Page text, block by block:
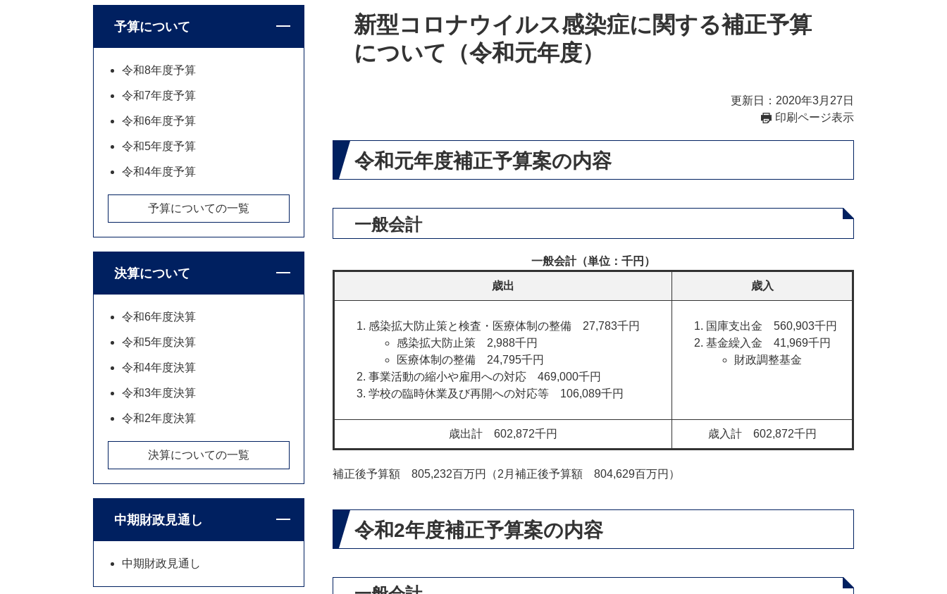
新型コロナウイルス感染症に関する補正予算
について（令和元年度）
更新日：2020年3月27日
印刷ページ表示
令和元年度補正予算案の内容
一般会計
一般会計（単位：千円）
歳出 歳入
感染拡大防止策と検査・医療体制の整備 27,783千円​
感染拡大防止策 2,988千円
医療体制の整備 24,795千円
事業活動の縮小や雇用への対応 469,000千円
学校の臨時休業及び再開への対応等 106,089千円
国庫支出金 560,903千円
基金繰入金 41,969千円​
財政調整基金
歳出計 602,872千円 歳入計 602,872千円
補正後予算額 805,232百万円（2月補正後予算額 804,629百万円）
令和2年度補正予算案の内容
予算について
令和8年度予算
令和7年度予算
令和6年度予算
令和5年度予算
令和4年度予算
予算についての一覧
決算について
令和6年度決算
令和5年度決算
令和4年度決算
令和3年度決算
令和2年度決算
決算についての一覧
中期財政見通し
中期財政見通し